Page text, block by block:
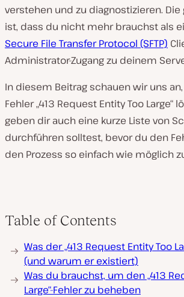
verstehen und zu diagnostizieren.
ist, dass du nicht mehr brauchst als
Secure File Transfer Protocol (SFTP)
Administrator-Zugang zu deinem
In diesem Beitrag schauen wir uns
Fehler „413 Request Entity Too Large“
geben dir auch eine kurze Liste von
durchführen solltest, bevor du den
den Prozess so einfach wie möglich
Table of Contents
Was der „413 Request Entity Too
(und warum er existiert)
Was du brauchst, um den „413
Large“-Fehler zu beheben